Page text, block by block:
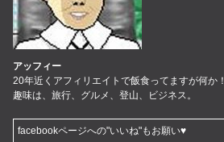
アッフィー
20年近くアフィリエイトで飯食ってますが何か！
趣味は、旅行、グルメ、登山、ビジネス。
facebookページへの"いいね"もお願い♥